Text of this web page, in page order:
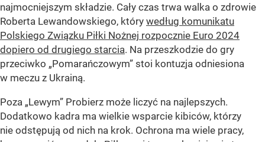
najmocniejszym składzie. Cały czas trwa walka o zdrowie
Roberta Lewandowskiego, który według komunikatu
Polskiego Związku Piłki Nożnej rozpocznie Euro 2024
dopiero od drugiego starcia. Na przeszkodzie do gry
przeciwko „Pomarańczowym” stoi kontuzja odniesiona
w meczu z Ukrainą.
Poza „Lewym” Probierz może liczyć na najlepszych.
Dodatkowo kadra ma wielkie wsparcie kibiców, którzy
nie odstępują od nich na krok. Ochrona ma wiele pracy,